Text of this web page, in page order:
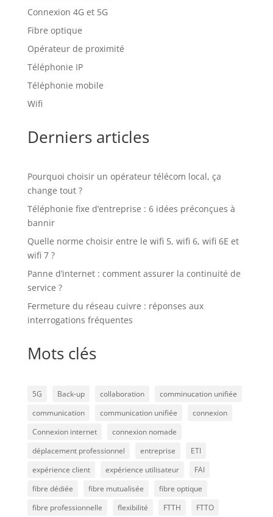
Connexion 4G et 5G
Fibre optique
Opérateur de proximité
Téléphonie IP
Téléphonie mobile
Wifi
Derniers articles
Pourquoi choisir un opérateur télécom local, ça
change tout ?
Téléphonie fixe d’entreprise : 6 idées préconçues à
bannir
Quelle norme choisir entre le wifi 5, wifi 6, wifi 6E et
wifi 7 ?
Panne d’internet : comment assurer la continuité de
service ?
Fermeture du réseau cuivre : réponses aux
interrogations fréquentes
Mots clés
5G Back-up collaboration
comminucation unifiée
communication
communication unifiée
connexion
Connexion internet
connexion nomade
déplacement professionnel
entreprise
ETI
expérience client
expérience utilisateur
FAI
fibre dédiée
fibre mutualisée
fibre optique
fibre professionnelle
flexibilité FTTH
FTTO